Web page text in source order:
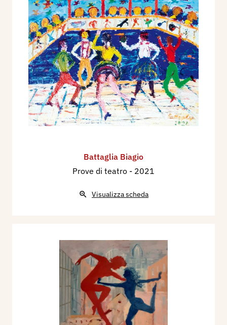
Battaglia Biagio
Prove di teatro - 2021
Visualizza scheda